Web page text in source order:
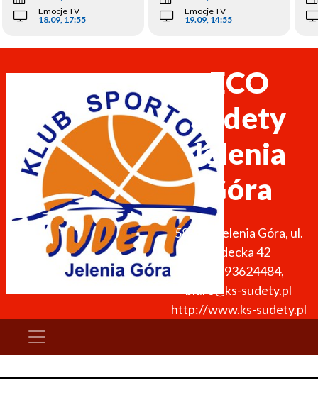
Emocje TV
18.09, 17:55
Emocje TV
19.09, 14:55
ECO
Sudety
Jelenia
Góra
58-500 Jelenia Góra, ul.
Sudecka 42
+48 793624484,
biuro@ks-sudety.pl
http://www.ks-sudety.pl